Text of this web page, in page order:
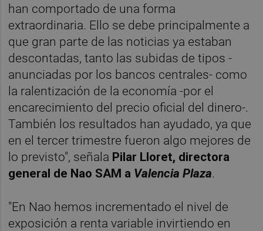
han comportado de una forma
extraordinaria. Ello se debe principalmente a
que gran parte de las noticias ya estaban
descontadas, tanto las subidas de tipos -
anunciadas por los bancos centrales- como
la ralentización de la economía -por el
encarecimiento del precio oficial del dinero-.
También los resultados han ayudado, ya que
en el tercer trimestre fueron algo mejores de
lo previsto", señala Pilar Lloret, directora
general de Nao SAM a Valencia Plaza.
"En Nao hemos incrementado el nivel de
exposición a renta variable invirtiendo en